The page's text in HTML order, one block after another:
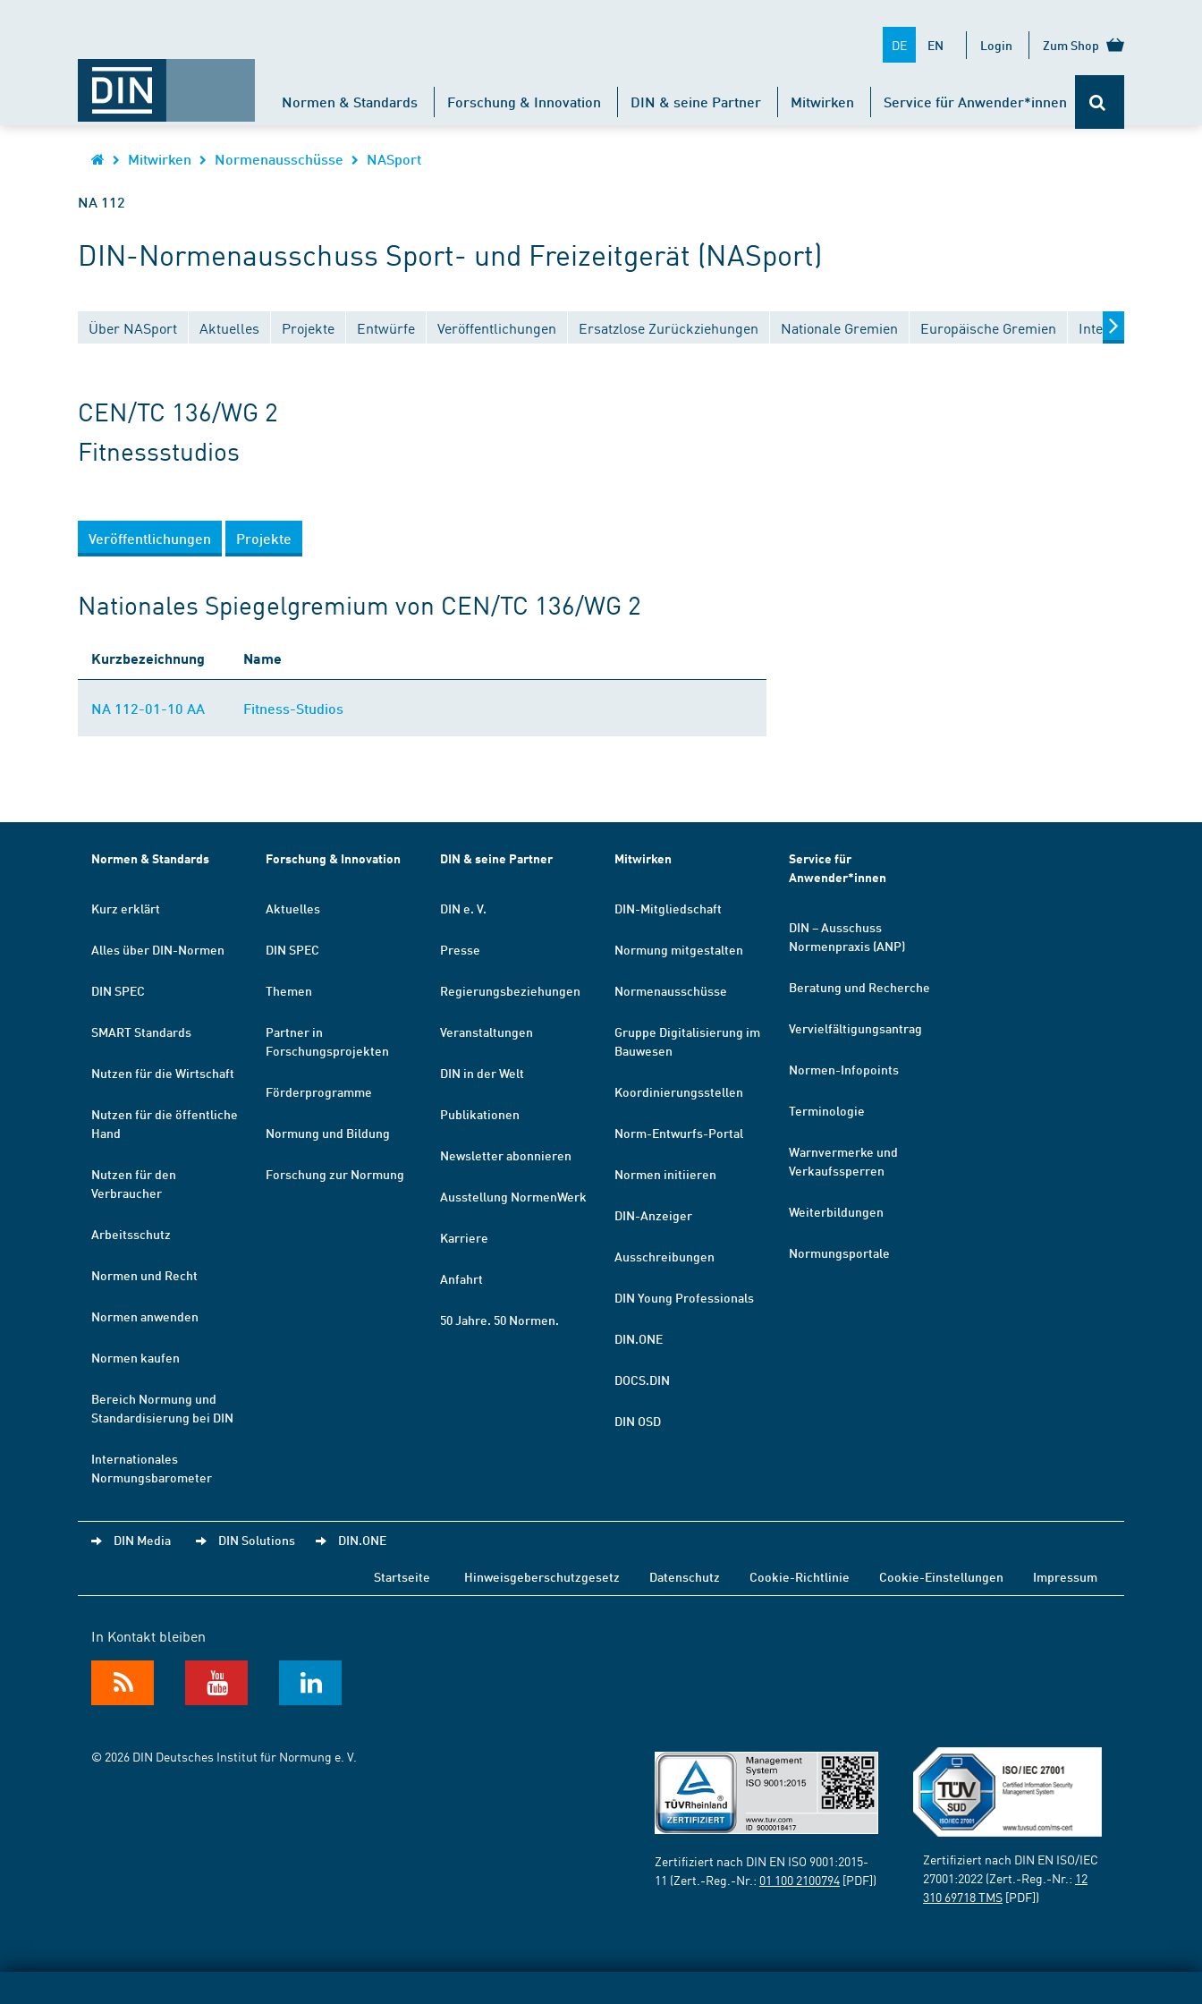
DE EN Login Zum Shop
Normen & Standards Forschung & Innovation DIN & seine Partner Mitwirken Service für Anwender*innen
Mitwirken Normenausschüsse NASport
NA 112
DIN-Normenausschuss Sport- und Freizeitgerät (NASport)
Über NASport Aktuelles Projekte Entwürfe Veröffentlichungen Ersatzlose Zurückziehungen Nationale Gremien Europäische Gremien Internationale
CEN/TC 136/WG 2
Fitnessstudios
Veröffentlichungen Projekte
Nationales Spiegelgremium von CEN/TC 136/WG 2
Kurzbezeichnung Name
NA 112-01-10 AA Fitness-Studios
Normen & Standards
Kurz erklärt
Alles über DIN-Normen
DIN SPEC
SMART Standards
Nutzen für die Wirtschaft
Nutzen für die öffentliche
Hand
Nutzen für den
Verbraucher
Arbeitsschutz
Normen und Recht
Normen anwenden
Normen kaufen
Bereich Normung und
Standardisierung bei DIN
Internationales
Normungsbarometer
Forschung & Innovation
Aktuelles
DIN SPEC
Themen
Partner in
Forschungsprojekten
Förderprogramme
Normung und Bildung
Forschung zur Normung
DIN & seine Partner
DIN e. V.
Presse
Regierungsbeziehungen
Veranstaltungen
DIN in der Welt
Publikationen
Newsletter abonnieren
Ausstellung NormenWerk
Karriere
Anfahrt
50 Jahre. 50 Normen.
Mitwirken
DIN-Mitgliedschaft
Normung mitgestalten
Normenausschüsse
Gruppe Digitalisierung im
Bauwesen
Koordinierungsstellen
Norm-Entwurfs-Portal
Normen initiieren
DIN-Anzeiger
Ausschreibungen
DIN Young Professionals
DIN.ONE
DOCS.DIN
DIN OSD
Service für
Anwender*innen
DIN – Ausschuss
Normenpraxis (ANP)
Beratung und Recherche
Vervielfältigungsantrag
Normen-Infopoints
Terminologie
Warnvermerke und
Verkaufssperren
Weiterbildungen
Normungsportale
DIN Media DIN Solutions DIN.ONE
Startseite Hinweisgeberschutzgesetz Datenschutz Cookie-Richtlinie Cookie-Einstellungen Impressum
In Kontakt bleiben
© 2026 DIN Deutsches Institut für Normung e. V.
Zertifiziert nach DIN EN ISO 9001:2015-
11 (Zert.-Reg.-Nr.: 01 100 2100794 [PDF])
Zertifiziert nach DIN EN ISO/IEC
27001:2022 (Zert.-Reg.-Nr.: 12
310 69718 TMS [PDF])